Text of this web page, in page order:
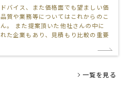
バイス、また価格面でも望ましい価
質や業務等についてはこれからのこ
。 また提案頂いた他社さんの中に
た企業もあり、見積もり比較の重要
一覧を見る